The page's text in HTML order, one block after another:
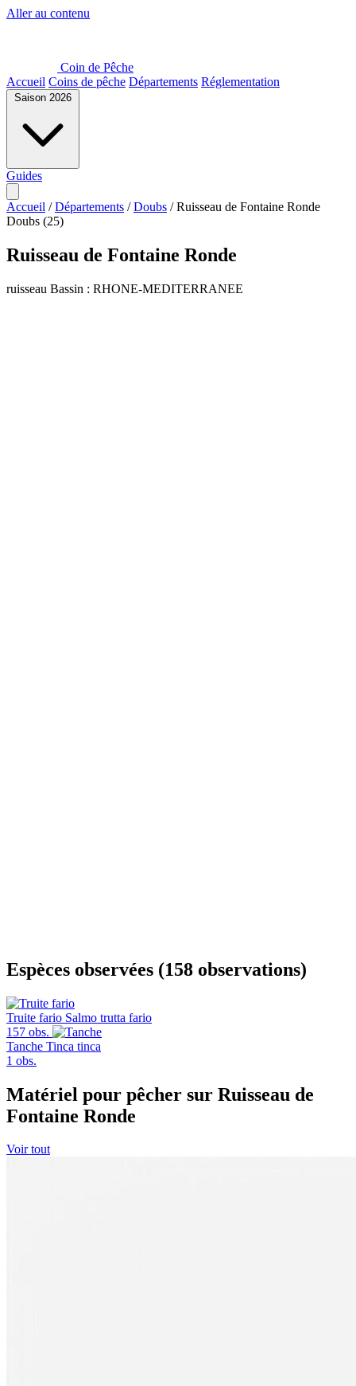
Aller au contenu
Coin de Pêche
Accueil Coins de pêche Départements Réglementation
Saison 2026
Guides
Accueil / Départements / Doubs / Ruisseau de Fontaine Ronde
Doubs (25)
Ruisseau de Fontaine Ronde
ruisseau Bassin : RHONE-MEDITERRANEE
Espèces observées (158 observations)
Truite fario Salmo trutta fario
157 obs.
Tanche Tinca tinca
1 obs.
Matériel pour pêcher sur Ruisseau de
Fontaine Ronde
Voir tout